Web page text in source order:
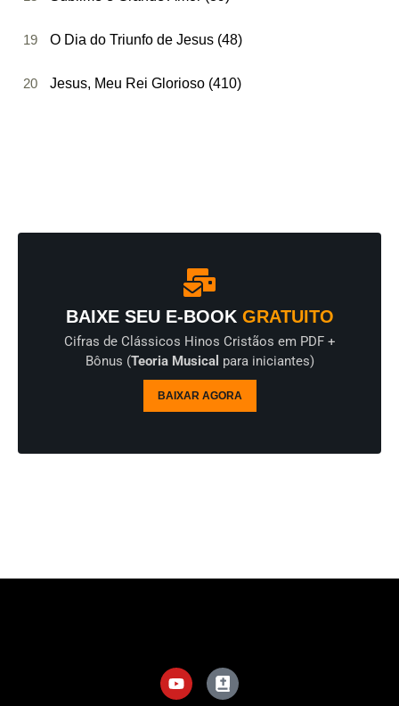
19 O Dia do Triunfo de Jesus (48)
20 Jesus, Meu Rei Glorioso (410)
BAIXE SEU E-BOOKGRATUITO
Cifras de Clássicos Hinos Cristãos em PDF +
Bônus (Teoria Musical para iniciantes)
BAIXAR AGORA